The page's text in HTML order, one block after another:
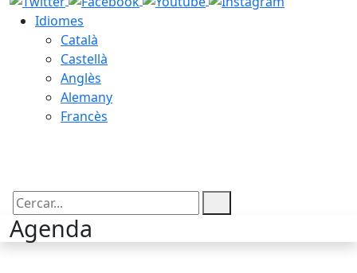
Idiomes
Català
Castellà
Anglès
Alemany
Francès
Cercar:
Agenda